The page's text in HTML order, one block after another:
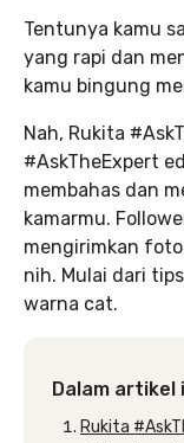
Tentunya kamu
yang rapi dan
kamu bingung
Nah, Rukita
#AskTheExpert
membahas dan
kamarmu.
mengirimkan
nih. Mulai dari
warna cat.
Dalam artikel
Rukita